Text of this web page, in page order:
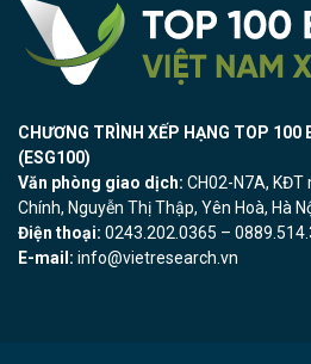
CHƯƠNG TRÌNH XẾP HẠNG TOP 100
(ESG100)